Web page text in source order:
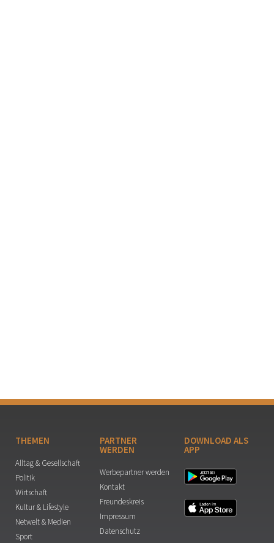
THEMEN
Alltag & Gesellschaft
Politik
Wirtschaft
Kultur & Lifestyle
Netwelt & Medien
Sport
PARTNER
WERDEN
Werbepartner werden
Kontakt
Freundeskreis
Impressum
Datenschutz
DOWNLOAD ALS
APP